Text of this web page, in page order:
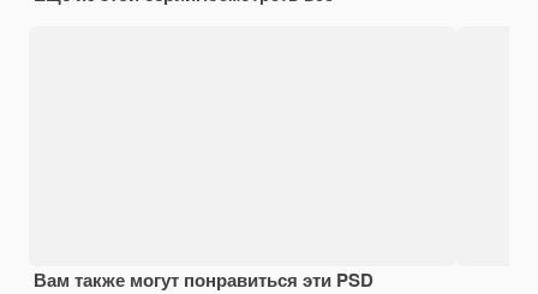
Вам также могут понравиться эти PSD